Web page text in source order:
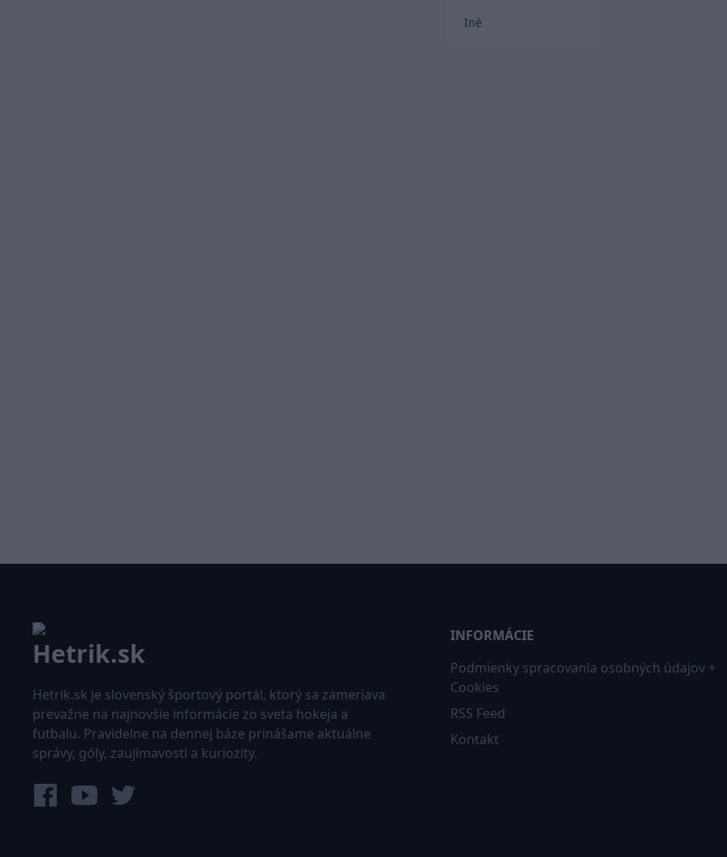
Iné
Hetrik.sk je slovenský športový portál, ktorý sa zameriava
prevažne na najnovšie informácie zo sveta hokeja a
futbalu. Pravidelne na dennej báze prinášame aktuálne
správy, góly, zaujímavosti a kuriozity.
INFORMÁCIE
Podmienky spracovania osobných údajov +
Cookies
RSS Feed
Kontakt